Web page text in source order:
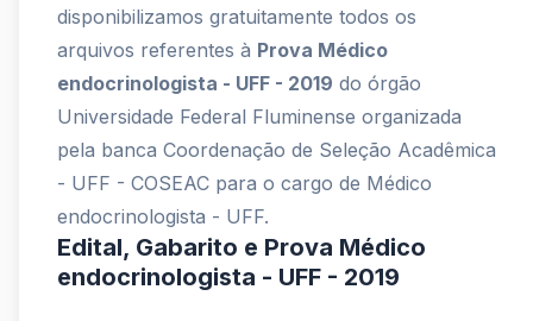
disponibilizamos gratuitamente todos os
arquivos referentes à Prova Médico
endocrinologista - UFF - 2019 do órgão
Universidade Federal Fluminense organizada
pela banca Coordenação de Seleção Acadêmica
- UFF - COSEAC para o cargo de Médico
endocrinologista - UFF.
Edital, Gabarito e Prova Médico
endocrinologista - UFF - 2019